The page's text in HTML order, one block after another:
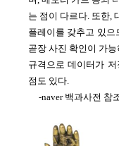
는 점이 다르다. 또한,
플레이를 갖추고 있으
곧장 사진 확인이 가
규격으로 데이터가
점도 있다.
-naver 백과사전 참